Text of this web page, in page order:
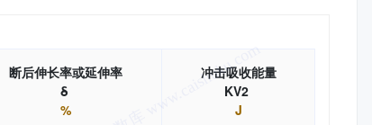
断后伸长率或延伸率
δ
%
冲击吸收能量
KV2
J